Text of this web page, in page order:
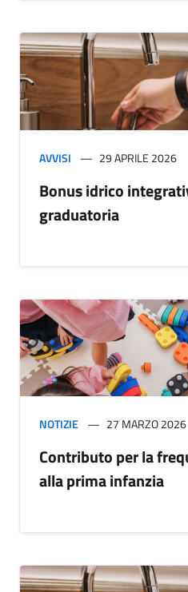
AVVISI 29 APRILE 2026
Bonus idrico
graduatoria
NOTIZIE 27 MARZO 2026
Contributo per la
alla prima infanzia